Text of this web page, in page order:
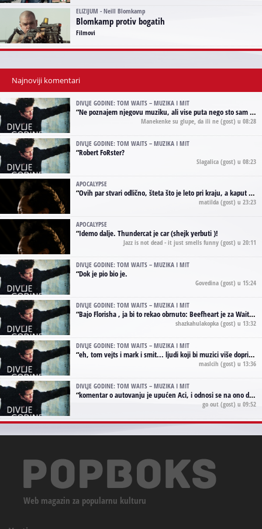
ELIZIJUM - Neill Blomkamp
Blomkamp protiv bogatih
Filmovi
Najnoviji komentari
DIVLJE GODINE: TOM WAITS – MUZIKA I MIT
“Ne poznajem njegovu muziku, ali vise puta nego sto sam to zazeleo gledao sam njegove umjetnicke slike na raznim stranama interneta. Te stoga zakljucujem da je Tom Waits Lady Gaga muzike namrstenih, ma
Manekenke su glupe, da ili ne (gost) u 08:28
DIVLJE GODINE: TOM WAITS – MUZIKA I MIT
“Robert FoRster?
Slagalica (gost) u 08:23
APOCALYPSE
“Ovih par stvari odlično, šteta što je leto pri kraju, a kaput koji te vervoatno podseća na pirotski ćilim je iz tradicije Navaho indijanaca ;)
matilda (gost) u 23:23
APOCALYPSE
“Idemo dalje. Thundercat je car (shejk yerbuti )!
Jazz is not dead - it just smells funny (gost) u 20:11
DIVLJE GODINE: TOM WAITS – MUZIKA I MIT
“Dok je pio bio je.
Govedina (gost) u 15:24
DIVLJE GODINE: TOM WAITS – MUZIKA I MIT
“Bajo Florisha , ja bi to rekao obrnuto: Beefheart je za Waitsa, isto sto i Hendrix za Lenny Kravitza
shazkahulakopka (gost) u 13:32
DIVLJE GODINE: TOM WAITS – MUZIKA I MIT
“eh, tom vejts i mark i smit... ljudi koji bi muzici više doprineli da su radili kao vozači tramvaja u gsp-u.
maslcih (gost) u 13:36
DIVLJE GODINE: TOM WAITS – MUZIKA I MIT
“komentar o autovanju je upućen Aci, i odnosi se na ono drugo autovanje...'senzualnost Waitsa' ;)
go out (gost) u 09:52
Web magazin za popularnu kulturu